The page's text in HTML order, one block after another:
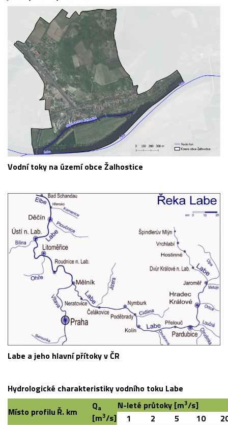
Vodní toky na území obce Žalhostice
Labe a jeho hlavní přítoky v ČR
Hydrologické charakteristiky vodního toku Labe
Místo profilu Ř. km Qa
[m3/s]
N-leté průtoky [m3/s]
1
2 5 10